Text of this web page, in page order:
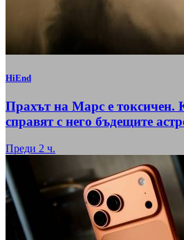
HiEnd
Прахът на Марс е токсичен.
справят с него бъдещите
Преди 2 ч.